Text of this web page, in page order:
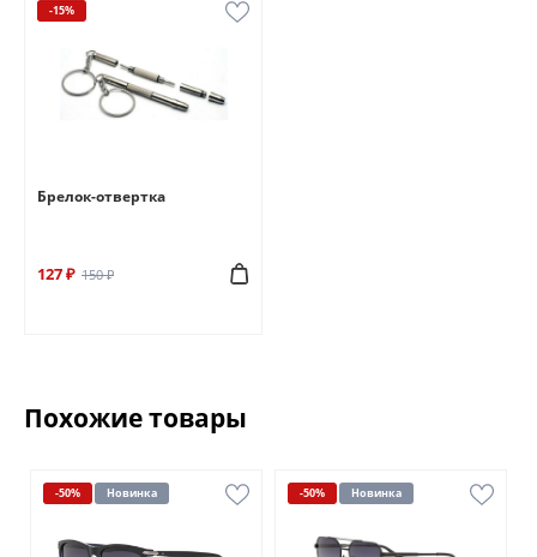
-15%
Брелок-отвертка
127 ₽ 150 ₽
Похожие товары
-50% Новинка -50% Новинка